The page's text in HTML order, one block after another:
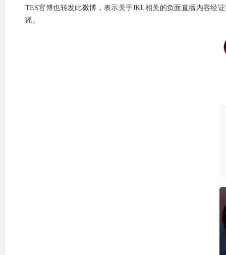
TES官博也转发此微博，表示关于JKL相关的负面直播内容经
谣。